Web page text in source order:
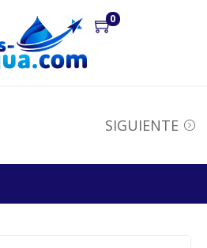
0
SIGUIENTE